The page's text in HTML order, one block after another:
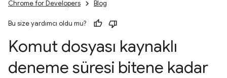
Chrome for Developers Blog
Bu size yardımcı oldu mu?
Komut dosyası kaynaklı
deneme süresi bitene kadar